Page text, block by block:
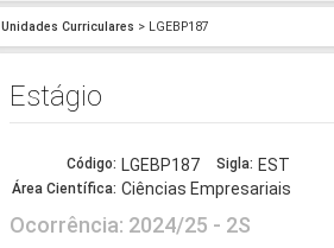
Unidades Curriculares > LGEBP187
Estágio
Código: LGEBP187 Sigla: EST
Área Científica: Ciências Empresariais
Ocorrência: 2024/25 - 2S